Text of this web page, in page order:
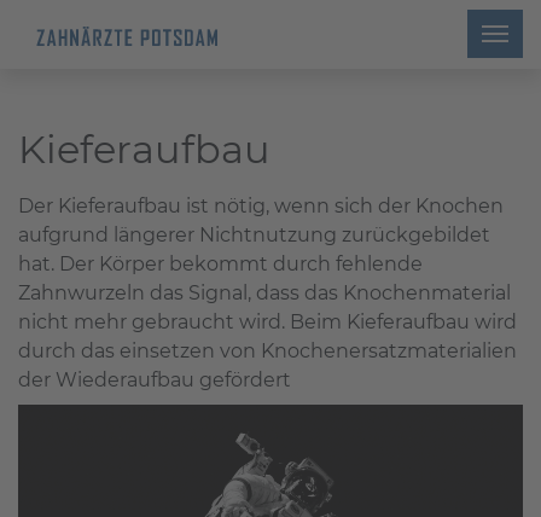
Kieferaufbau
Der Kieferaufbau ist nötig, wenn sich der Knochen
aufgrund längerer Nichtnutzung zurückgebildet
hat. Der Körper bekommt durch fehlende
Zahnwurzeln das Signal, dass das Knochenmaterial
nicht mehr gebraucht wird. Beim Kieferaufbau wird
durch das einsetzen von Knochenersatzmaterialien
der Wiederaufbau gefördert